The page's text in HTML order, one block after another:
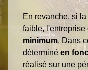
En revanche, si
faible,
minimum. Dans
déterminé en
réalisé sur une